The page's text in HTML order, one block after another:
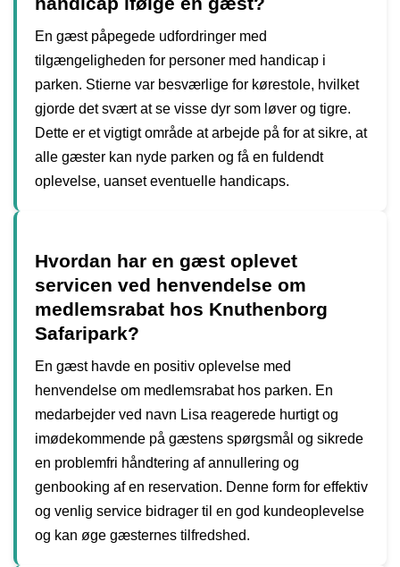
En gæst påpegede udfordringer med
tilgængeligheden for personer med handicap i
parken. Stierne var besværlige for kørestole, hvilket
gjorde det svært at se visse dyr som løver og tigre.
Dette er et vigtigt område at arbejde på for at sikre, at
alle gæster kan nyde parken og få en fuldendt
oplevelse, uanset eventuelle handicaps.
Hvordan har en gæst oplevet
servicen ved henvendelse om
medlemsrabat hos Knuthenborg
Safaripark?
En gæst havde en positiv oplevelse med
henvendelse om medlemsrabat hos parken. En
medarbejder ved navn Lisa reagerede hurtigt og
imødekommende på gæstens spørgsmål og sikrede
en problemfri håndtering af annullering og
genbooking af en reservation. Denne form for effektiv
og venlig service bidrager til en god kundeoplevelse
og kan øge gæsternes tilfredshed.